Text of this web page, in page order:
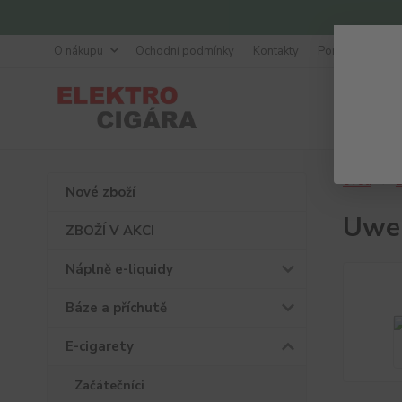
O nákupu Ochodní podmínky Kontakty Poradna
Nové zboží
ZBOŽÍ V AKCI
Náplně e-liquidy
Báze a příchutě
E-cigarety
Začátečníci
Úvod